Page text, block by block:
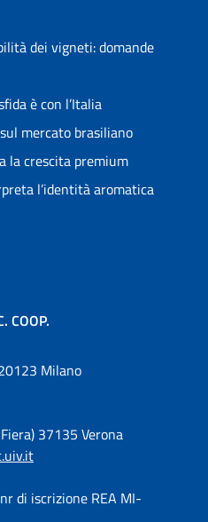
dei vigneti: domande
è con l’Italia
mercato brasiliano
la crescita premium
l’identità aromatica
COOP.
Milano
37135 Verona
di iscrizione REA MI-